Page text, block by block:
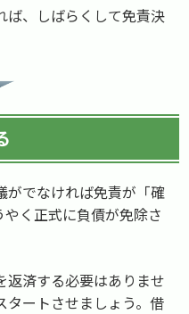
ば、しばらくして免責決
がでなければ免責が「確
く正式に負債が免除さ
返済する必要はありませ
タートさせましょう。借